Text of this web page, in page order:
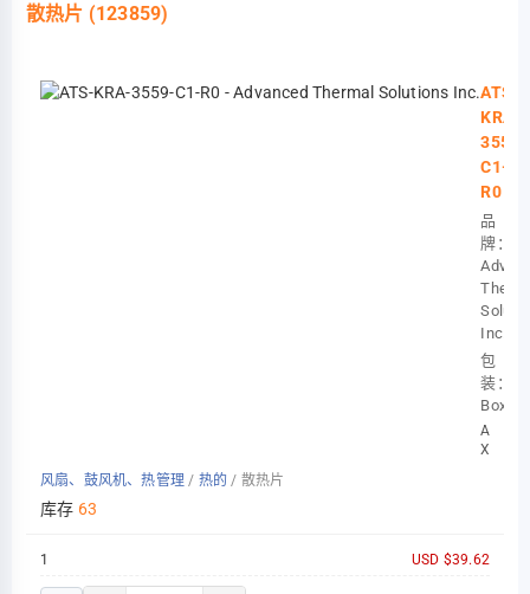
Cooling Source
Tark Thermal Solutions
散热片 (123859)
ATS-
KRA-
3559-
C1-
R0
品
牌：
Inc.
包
装：
Box
AMD
XILINX
风扇、鼓风机、热管理 / 热的 / 散热片
库存 63
1 USD $39.62